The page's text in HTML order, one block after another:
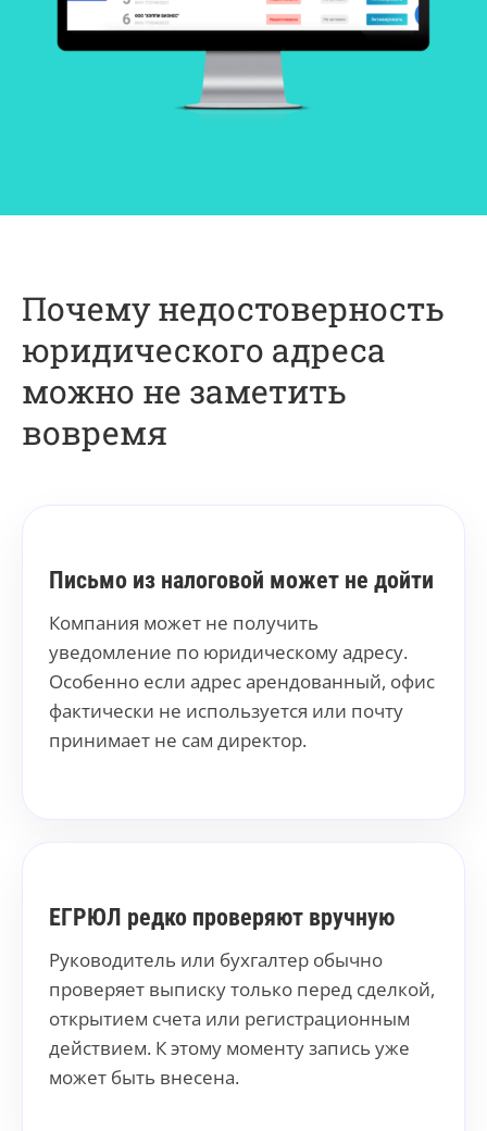
Почему недостоверность
юридического адреса
можно не заметить
вовремя
Письмо из налоговой может не дойти
Компания может не получить
уведомление по юридическому адресу.
Особенно если адрес арендованный, офис
фактически не используется или почту
принимает не сам директор.
ЕГРЮЛ редко проверяют вручную
Руководитель или бухгалтер обычно
проверяет выписку только перед сделкой,
открытием счета или регистрационным
действием. К этому моменту запись уже
может быть внесена.